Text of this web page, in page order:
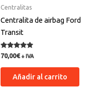
Centralitas
Centralita de airbag Ford
Transit
Valorado
con
5.00
70,00€ + IVA
Añadir al carrito